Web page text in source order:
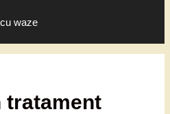
waze
tratament